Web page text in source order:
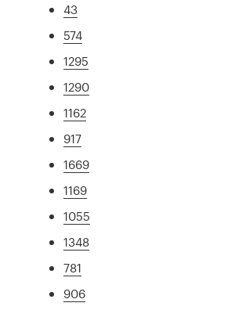
43
574
1295
1290
1162
917
1669
1169
1055
1348
781
906